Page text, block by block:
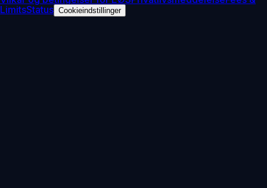
LimitsStatus Cookieindstillinger